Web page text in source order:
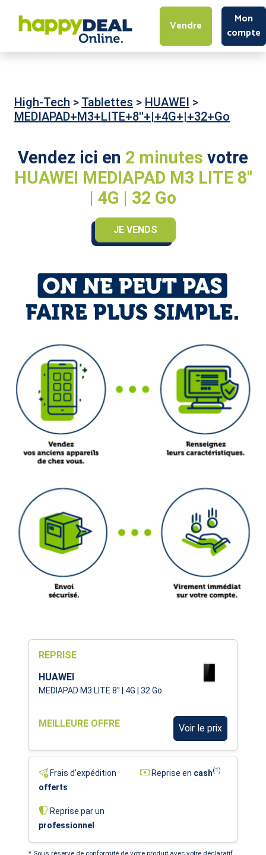
Vendre
Mon
compte
High-Tech > Tablettes > HUAWEI >
MEDIAPAD+M3+LITE+8''+|+4G+|+32+Go
Vendez ici en 2 minutes votre
HUAWEI MEDIAPAD M3 LITE 8''
| 4G | 32 Go
JE VENDS
REPRISE
HUAWEI
MEDIAPAD M3 LITE 8'' | 4G | 32 Go
MEILLEURE OFFRE Voir le prix
Frais d'expédition
offerts
Reprise en cash(1)
Reprise par un
professionnel
* Sous réserve de conformité de votre produit avec votre déclaratif